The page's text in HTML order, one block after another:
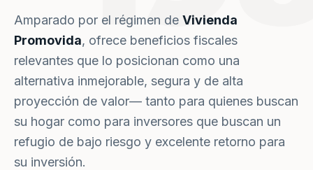
Amparado por el régimen de Vivienda
Promovida, ofrece beneficios fiscales
relevantes que lo posicionan como una
alternativa inmejorable, segura y de alta
proyección de valor— tanto para quienes buscan
su hogar como para inversores que buscan un
refugio de bajo riesgo y excelente retorno para
su inversión.